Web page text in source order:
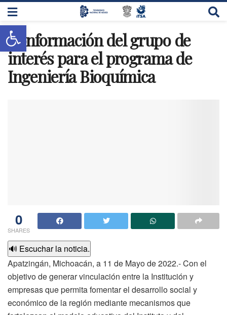
Conformación del grupo de
interés para el programa de
Ingeniería Bioquímica
0
SHARES
🔊 Escuchar la noticia.
Apatzingán, Michoacán, a 11 de Mayo de 2022.- Con el
objetivo de generar vinculación entre la Institución y
empresas que permita fomentar el desarrollo social y
económico de la región mediante mecanismos que
Abrir barra de herramientas